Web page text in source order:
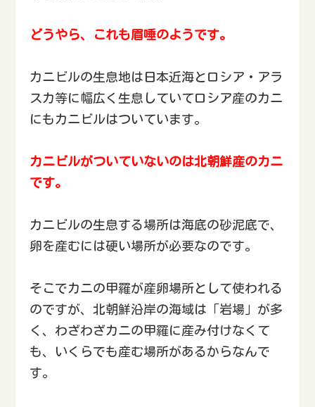
どうやら、これも眉唾のようです。
カニビルの生息地は日本近海とロシア・アラ
スカ等に幅広く生息していてロシア産のカニ
にもカニビルはついています。
カニビルがついていないのは北朝鮮産のカニ
です。
カニビルの生息する場所は海底の砂泥底で、
卵を産むには硬い場所が必要なのです。
そこでカニの甲羅が産卵場所として使われる
のですが、北朝鮮沿岸の海域は「岩場」が多
く、わざわざカニの甲羅に産み付けなくて
も、いくらでも産む場所があるからなんで
す。